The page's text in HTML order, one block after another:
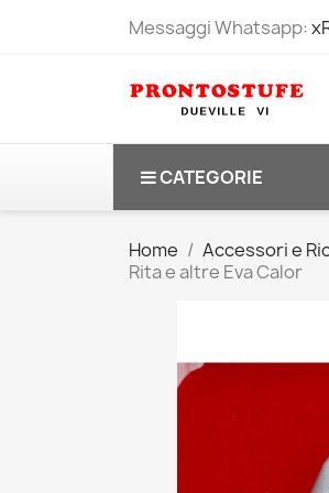
Messaggi Whatsapp:
CATEGORIE
Home Accessori e
Rita e altre Eva Calor